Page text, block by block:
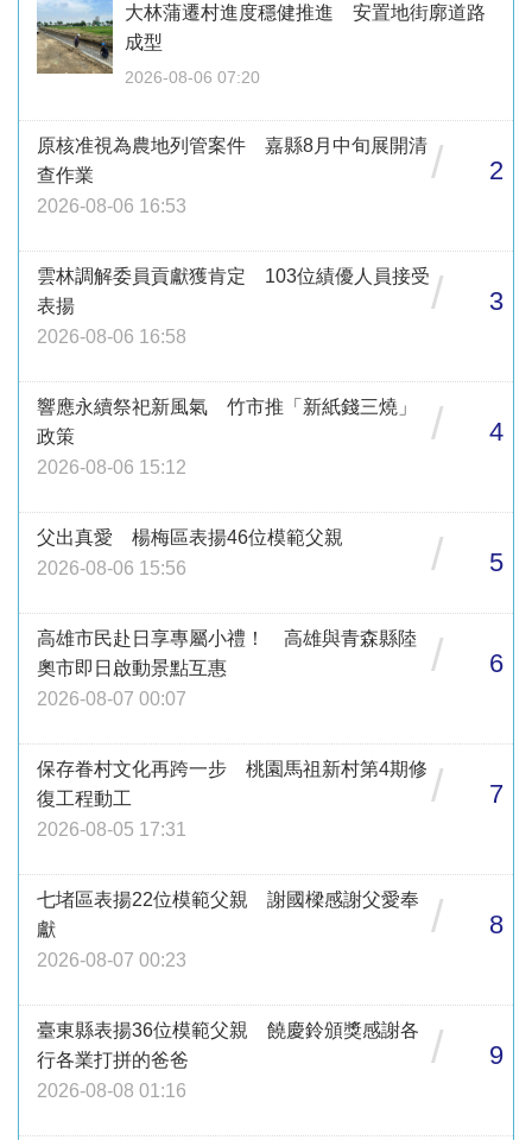
大林蒲遷村進度穩健推進 安置地街廓道路
成型
2026-08-06 07:20
原核准視為農地列管案件 嘉縣8月中旬展開清
查作業
2026-08-06 16:53
/ 2
雲林調解委員貢獻獲肯定 103位績優人員接受
表揚
2026-08-06 16:58
/ 3
響應永續祭祀新風氣 竹市推「新紙錢三燒」
政策
2026-08-06 15:12
/ 4
父出真愛 楊梅區表揚46位模範父親
2026-08-06 15:56
/ 5
高雄市民赴日享專屬小禮！ 高雄與青森縣陸
奧市即日啟動景點互惠
2026-08-07 00:07
/ 6
保存眷村文化再跨一步 桃園馬祖新村第4期修
復工程動工
2026-08-05 17:31
/ 7
七堵區表揚22位模範父親 謝國樑感謝父愛奉
獻
2026-08-07 00:23
/ 8
臺東縣表揚36位模範父親 饒慶鈴頒獎感謝各
行各業打拼的爸爸
2026-08-08 01:16
/ 9